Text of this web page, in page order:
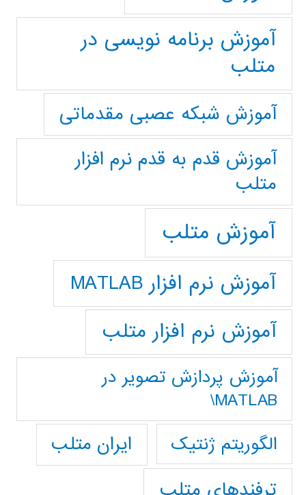
آموزش برنامه نویسی در
متلب
آموزش شبکه عصبی مقدماتی
آموزش قدم به قدم نرم افزار
متلب
آموزش متلب
آموزش نرم افزار MATLAB
آموزش نرم افزار متلب
آموزش پردازش تصوير در
MATLAB\
الگوریتم ژنتیک
ایران متلب